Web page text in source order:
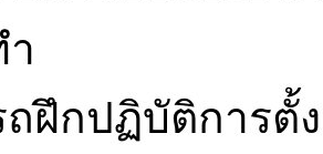
ฝึกปฏิบัติการตั้